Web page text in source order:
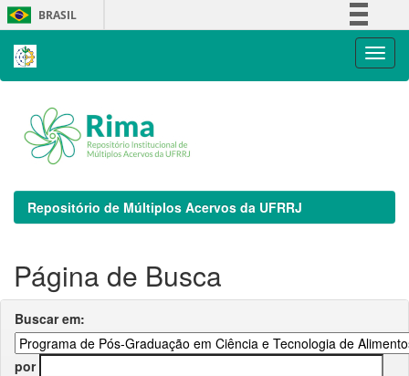
Skip
navigation
BRASIL
Repositório de Múltiplos Acervos da UFRRJ
Página de Busca
Buscar em:
por